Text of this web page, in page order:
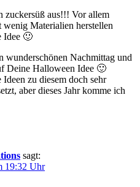
zuckersüß aus!!! Vor allem
wenig Materialien herstellen
Idee 🙂
wunderschönen Nachmittag und
Deine Halloween Idee 🙂
zu diesem doch sehr
aber dieses Jahr komme ich
sagt:
19:32 Uhr